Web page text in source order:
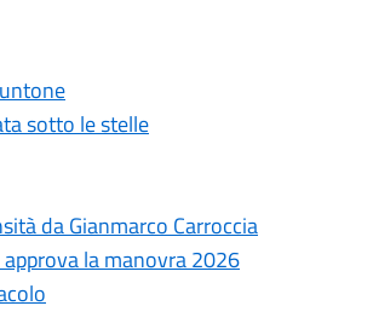
sotto le stelle
da Gianmarco Carroccia
la manovra 2026